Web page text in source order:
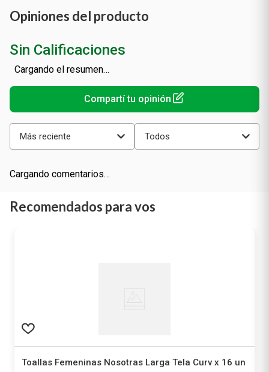
Opiniones del producto
Sin Calificaciones
Cargando el resumen…
Más reciente Todos
Cargando comentarios…
Recomendados para vos
Toallas Femeninas Nosotras Larga Tela Curv x 16 un